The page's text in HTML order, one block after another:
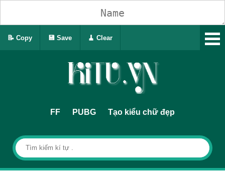
FF PUBG Tạo kiểu chữ đẹp
📝 Copy 💾 Save 🧹 Clear